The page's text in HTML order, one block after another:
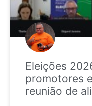
Eleições
promotores
reunião de